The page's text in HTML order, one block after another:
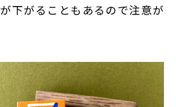
下がることもあるので注意が